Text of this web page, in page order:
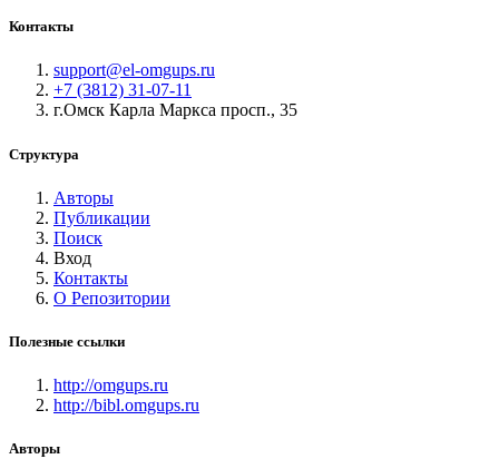
Контакты
support@el-omgups.ru
+7 (3812) 31-07-11
г.Омск Карла Маркса просп., 35
Структура
Авторы
Публикации
Поиск
Вход
Контакты
О Репозитории
Полезные ссылки
http://omgups.ru
http://bibl.omgups.ru
Авторы